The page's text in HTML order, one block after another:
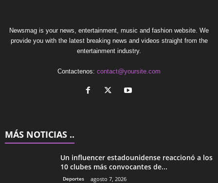
Newsmag is your news, entertainment, music and fashion website. We
provide you with the latest breaking news and videos straight from the
entertainment industry.
Contactenos: contact@yoursite.com
MÁS NOTICIAS ..
Un influencer estadounidense reaccionó a los
10 clubes más convocantes de...
Deportes agosto 7, 2026